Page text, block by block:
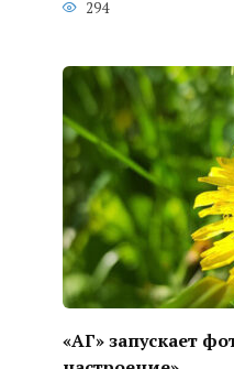
294
«АГ» запускает